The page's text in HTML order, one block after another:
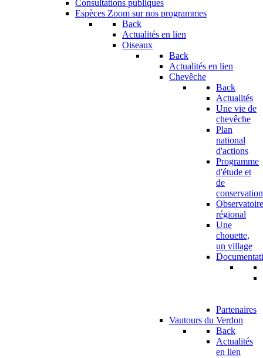
Consultations publiques
Espèces Zoom sur nos programmes
Back
Actualités en lien
Oiseaux
Back
Actualités en lien
Chevêche
Back
Actualités
Une vie de
chevêche
Plan
national
d'actions
Programme
d'étude et
de
conservation
Observatoire
régional
Une
chouette,
un village
Partenaires
Vautours du Verdon
Back
Actualités
en lien